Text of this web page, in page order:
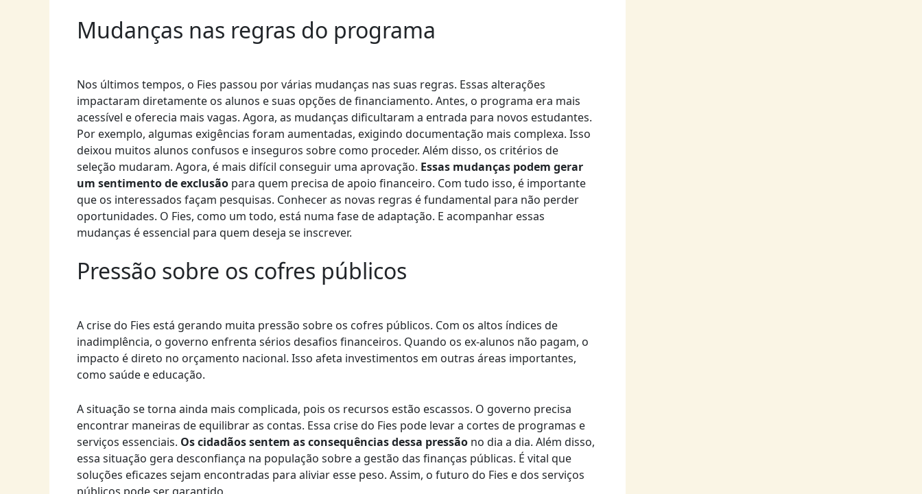
Mudanças nas regras do programa
Nos últimos tempos, o Fies passou por várias mudanças nas suas regras. Essas alterações
impactaram diretamente os alunos e suas opções de financiamento. Antes, o programa era mais
acessível e oferecia mais vagas. Agora, as mudanças dificultaram a entrada para novos estudantes.
Por exemplo, algumas exigências foram aumentadas, exigindo documentação mais complexa. Isso
deixou muitos alunos confusos e inseguros sobre como proceder. Além disso, os critérios de
seleção mudaram. Agora, é mais difícil conseguir uma aprovação. Essas mudanças podem gerar
um sentimento de exclusão para quem precisa de apoio financeiro. Com tudo isso, é importante
que os interessados façam pesquisas. Conhecer as novas regras é fundamental para não perder
oportunidades. O Fies, como um todo, está numa fase de adaptação. E acompanhar essas
mudanças é essencial para quem deseja se inscrever.
Pressão sobre os cofres públicos
A crise do Fies está gerando muita pressão sobre os cofres públicos. Com os altos índices de
inadimplência, o governo enfrenta sérios desafios financeiros. Quando os ex-alunos não pagam, o
impacto é direto no orçamento nacional. Isso afeta investimentos em outras áreas importantes,
como saúde e educação.
A situação se torna ainda mais complicada, pois os recursos estão escassos. O governo precisa
encontrar maneiras de equilibrar as contas. Essa crise do Fies pode levar a cortes de programas e
serviços essenciais. Os cidadãos sentem as consequências dessa pressão no dia a dia. Além disso,
essa situação gera desconfiança na população sobre a gestão das finanças públicas. É vital que
soluções eficazes sejam encontradas para aliviar esse peso. Assim, o futuro do Fies e dos serviços